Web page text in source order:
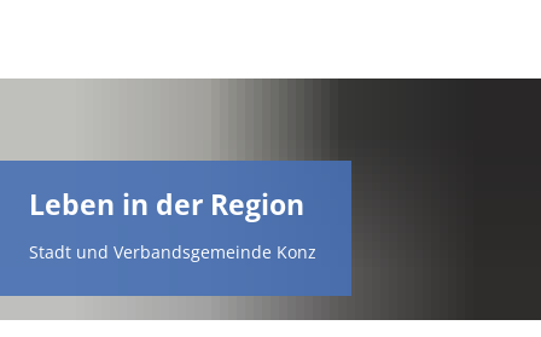
Leben in der Region
Stadt und Verbandsgemeinde Konz